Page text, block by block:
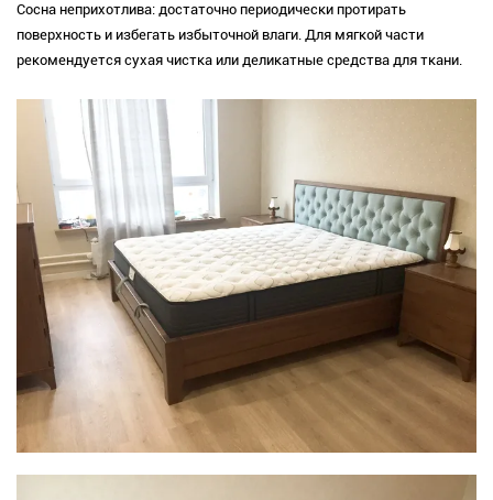
Сосна неприхотлива: достаточно периодически протирать
поверхность и избегать избыточной влаги. Для мягкой части
рекомендуется сухая чистка или деликатные средства для ткани.